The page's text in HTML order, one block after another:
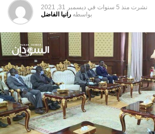
نشرت منذ 5 سنوات في ديسمبر 31, 2021
بواسطه رانيا الفاضل